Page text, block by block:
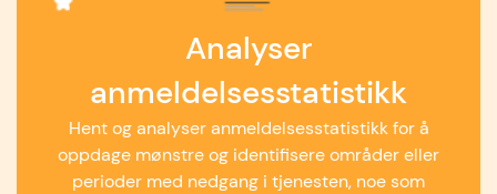
Analyser
anmeldelsesstatistikk
Hent og analyser anmeldelsesstatistikk for å
oppdage mønstre og identifisere områder eller
perioder med nedgang i tjenesten, noe som